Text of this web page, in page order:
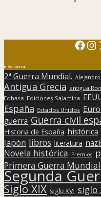
Sorpresa
2ª Guerra Mundial. Alejandro
Antigua Grecia antigua
Edhasa Ediciones Salamina
España Estados Unidos
guerra Guerra civil
Historia de España histórica
Japón libros literatura
Novela histórica Premios
Primera Guerra Mundial
Segunda
Siglo XIX siglo XVI siglo